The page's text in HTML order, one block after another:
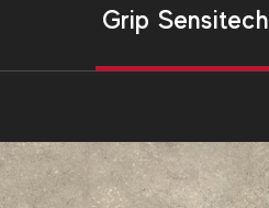
Grip Sensitech